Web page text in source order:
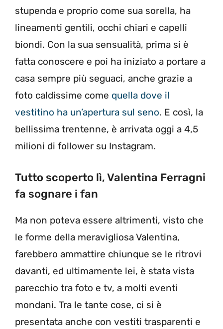
stupenda e proprio come sua sorella, ha
lineamenti gentili, occhi chiari e capelli
biondi. Con la sua sensualità, prima si è
fatta conoscere e poi ha iniziato a portare a
casa sempre più seguaci, anche grazie a
foto caldissime come quella dove il
vestitino ha un’apertura sul seno. E così, la
bellissima trentenne, è arrivata oggi a 4,5
milioni di follower su Instagram.
Tutto scoperto lì, Valentina Ferragni
fa sognare i fan
Ma non poteva essere altrimenti, visto che
le forme della meravigliosa Valentina,
farebbero ammattire chiunque se le ritrovi
davanti, ed ultimamente lei, è stata vista
parecchio tra foto e tv, a molti eventi
mondani. Tra le tante cose, ci si è
presentata anche con vestiti trasparenti e